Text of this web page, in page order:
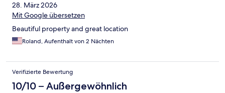
28. März 2026
Mit Google übersetzen
Beautiful property and great location
Roland, Aufenthalt von 2 Nächten
Verifizierte Bewertung
10/10 – Außergewöhnlich